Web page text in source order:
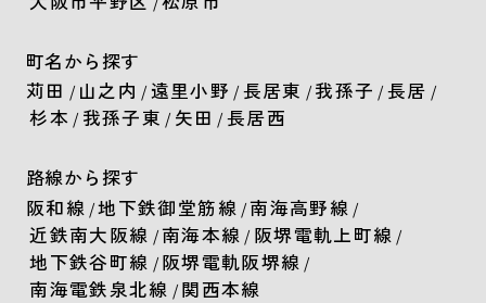
町名から探す
苅田 / 山之内 / 遠里小野 / 長居東 / 我孫子 / 長居 /
杉本 / 我孫子東 / 矢田 / 長居西
路線から探す
阪和線 /地下鉄御堂筋線 /南海高野線 /
近鉄南大阪線 /南海本線 / 阪堺電軌上町線 /
地下鉄谷町線 / 阪堺電軌阪堺線 /
南海電鉄泉北線 / 関西本線